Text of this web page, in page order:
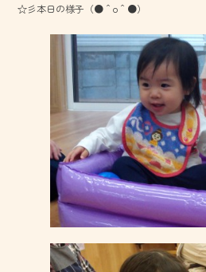
☆彡本日の様子（●＾o＾●）